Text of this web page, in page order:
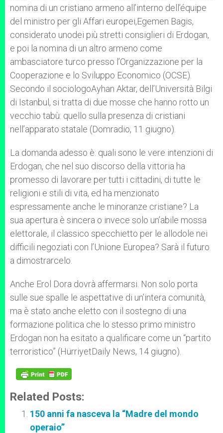
nomina di un cristiano armeno all’interno dell’équipe
del ministro per gli Affari europei,Egemen Bagis,
considerato unodei più stretti consiglieri di Erdogan,
e poi la nomina di un altro armeno come
ambasciatore turco presso l’Organizzazione per la
Cooperazione e lo Sviluppo Economico (OCSE).
Secondo il sociologoAyhan Aktar, dell’Università Bilgi
di Istanbul, si tratta di due mosse che hanno rotto un
vecchio tabù: quello sulla presenza di cristiani
nell’apparato statale (Domradio, 11 giugno).
La domanda adesso è: quali sono le vere intenzioni di
Erdogan, che nel suo discorso della vittoria ha
promesso di lavorare per tutti i cittadini, di tutte le
religioni e stili di vita, ed ha menzionato
espressamente anche le minoranze cristiane? La
sua apertura è sincera o invece solo un’abile mossa
elettorale, il classico specchietto per le allodole nei
difficili negoziati con l’Unione Europea? Sarà il futuro
a dimostrarcelo.
Anche Erol Dora dovrà affermarsi. Non solo porta
sulle sue spalle le aspettative di un’intera comunità,
ma è stato anche eletto con il sostegno di una
formazione politica che lo stesso primo ministro
Erdogan non ha esitato a qualificare come un “partito
terroristico” (HürriyetDaily News, 14 giugno).
Related Posts:
150 anni fa nasceva la “Madre del mondo
operaio”